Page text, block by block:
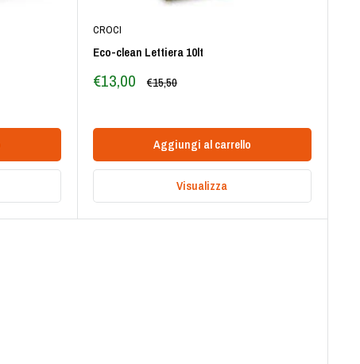
CROCI
Eco-clean Lettiera 10lt
Prezzo
scontato
€13,00 Prezzo
€15,50
Aggiungi al carrello
Visualizza